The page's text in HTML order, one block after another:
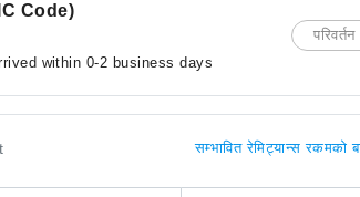
Code)
within 0-2 business days
परिवर्तन
सम्भावित रेमिट्यान्स रकमको